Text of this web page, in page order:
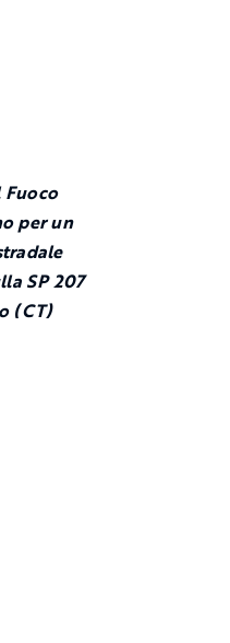
per un
SP 207
(CT)